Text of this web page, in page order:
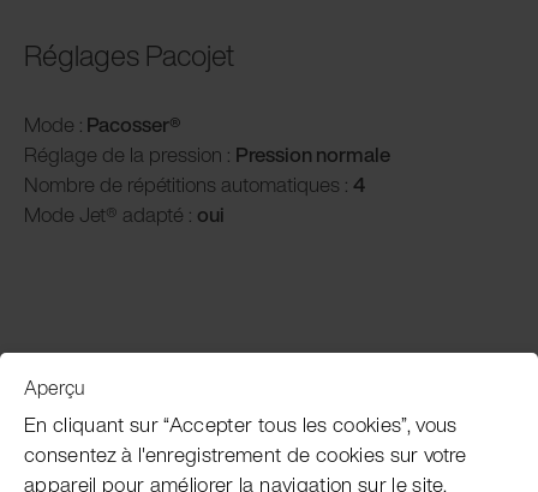
Réglages Pacojet
Mode : Pacosser®
Réglage de la pression : Pression normale
Nombre de répétitions automatiques : 4
Mode Jet® adapté : oui
Service clientèle
Aperçu
En cliquant sur “Accepter tous les cookies”, vous
consentez à l'enregistrement de cookies sur votre
appareil pour améliorer la navigation sur le site,